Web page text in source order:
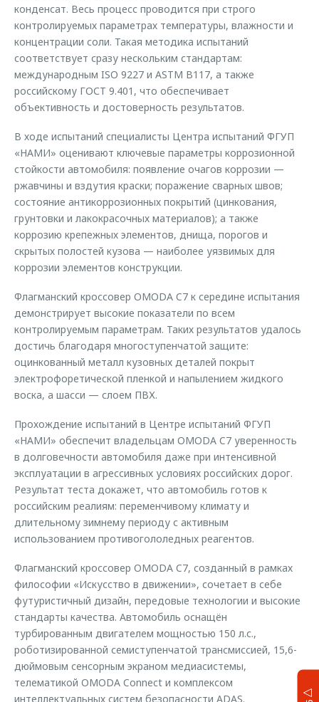
конденсат. Весь процесс проводится при строго
контролируемых параметрах температуры, влажности и
концентрации соли. Такая методика испытаний
соответствует сразу нескольким стандартам:
международным ISO 9227 и ASTM B117, а также
российскому ГОСТ 9.401, что обеспечивает
объективность и достоверность результатов.
В ходе испытаний специалисты Центра испытаний ФГУП
«НАМИ» оценивают ключевые параметры коррозионной
стойкости автомобиля: появление очагов коррозии —
ржавчины и вздутия краски; поражение сварных швов;
состояние антикоррозионных покрытий (цинкования,
грунтовки и лакокрасочных материалов); а также
коррозию крепежных элементов, днища, порогов и
скрытых полостей кузова — наиболее уязвимых для
коррозии элементов конструкции.
Флагманский кроссовер OMODA C7 к середине испытания
демонстрирует высокие показатели по всем
контролируемым параметрам. Таких результатов удалось
достичь благодаря многоступенчатой защите:
оцинкованный металл кузовных деталей покрыт
электрофоретической пленкой и напылением жидкого
воска, а шасси — слоем ПВХ.
Прохождение испытаний в Центре испытаний ФГУП
«НАМИ» обеспечит владельцам OMODA C7 уверенность
в долговечности автомобиля даже при интенсивной
эксплуатации в агрессивных условиях российских дорог.
Результат теста докажет, что автомобиль готов к
российским реалиям: переменчивому климату и
длительному зимнему периоду с активным
использованием противогололедных реагентов.
Флагманский кроссовер OMODA C7, созданный в рамках
философии «Искусство в движении», сочетает в себе
футуристичный дизайн, передовые технологии и высокие
стандарты качества. Автомобиль оснащён
турбированным двигателем мощностью 150 л.с.,
роботизированной семиступенчатой трансмиссией, 15,6-
дюймовым сенсорным экраном медиасистемы,
телематикой OMODA Connect и комплексом
интеллектуальных систем безопасности ADAS.